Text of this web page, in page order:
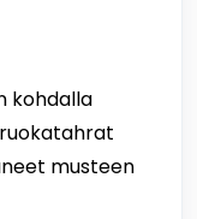
kohdalla
musteen